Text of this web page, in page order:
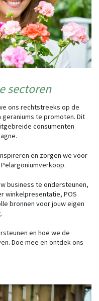
sectoren
ons rechtstreeks op de
te promoten. Dit
consumenten
en zorgen we voor
business te ondersteunen,
winkelpresentatie, POS
bronnen voor jouw eigen
en hoe we de
Doe mee en ontdek ons